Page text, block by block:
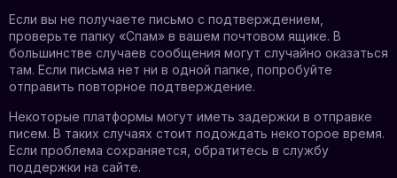
Если вы не получаете письмо с подтверждением,
проверьте папку «Спам» в вашем почтовом ящике. В
большинстве случаев сообщения могут случайно оказаться
там. Если письма нет ни в одной папке, попробуйте
отправить повторное подтверждение.
Некоторые платформы могут иметь задержки в отправке
писем. В таких случаях стоит подождать некоторое время.
Если проблема сохраняется, обратитесь в службу
поддержки на сайте.